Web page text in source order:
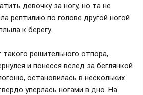
девочку за ногу, но та не
рептилию по голове другой ногой
к берегу.
решительного отпора,
и понесся вслед за беглянкой.
остановилась в нескольких
уперлась ногами в дно. На